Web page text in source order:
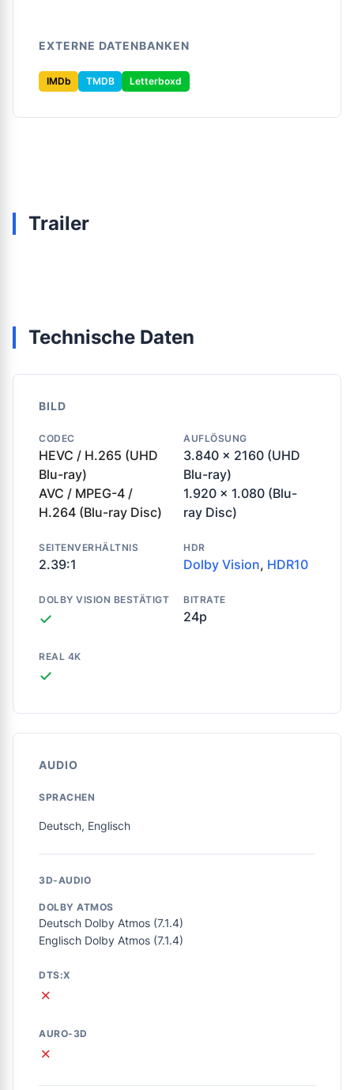
EXTERNE DATENBANKEN
IMDb TMDB Letterboxd
Trailer
Technische Daten
BILD
CODEC
HEVC / H.265 (UHD
Blu-ray)
AVC / MPEG-4 /
H.264 (Blu-ray Disc)
AUFLÖSUNG
3.840 x 2160 (UHD
Blu-ray)
1.920 x 1.080 (Blu-
ray Disc)
SEITENVERHÄLTNIS
2.39:1
HDR
Dolby Vision, HDR10
DOLBY VISION BESTÄTIGT
✓
BITRATE
24p
REAL 4K
✓
AUDIO
SPRACHEN
Deutsch, Englisch
3D-AUDIO
DOLBY ATMOS
Deutsch Dolby Atmos (7.1.4)
Englisch Dolby Atmos (7.1.4)
DTS:X
✗
AURO-3D
✗